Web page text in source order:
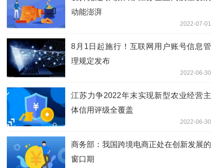
动能澎湃
2022-07-01
8月1日起施行！互联网用户账号信息管
理规定发布
2022-06-30
江苏力争2022年末实现新型农业经营主
体信用评级全覆盖
2022-06-30
商务部：我国跨境电商正处在创新发展的
窗口期